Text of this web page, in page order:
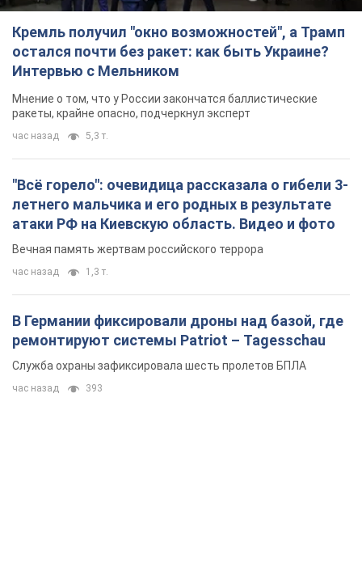
Кремль получил "окно возможностей", а Трамп
остался почти без ракет: как быть Украине?
Интервью с Мельником
Мнение о том, что у России закончатся баллистические
ракеты, крайне опасно, подчеркнул эксперт
час назад 5,3 т.
"Всё горело": очевидица рассказала о гибели 3-
летнего мальчика и его родных в результате
атаки РФ на Киевскую область. Видео и фото
Вечная память жертвам российского террора
час назад 1,3 т.
В Германии фиксировали дроны над базой, где
ремонтируют системы Patriot – Tagesschau
Служба охраны зафиксировала шесть пролетов БПЛА
час назад 393